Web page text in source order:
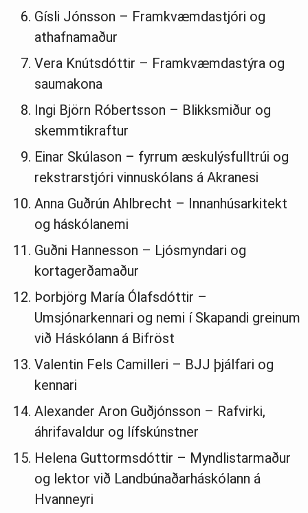
Gísli Jónsson – Framkvæmdastjóri og
athafnamaður
Vera Knútsdóttir – Framkvæmdastýra og
saumakona
Ingi Björn Róbertsson – Blikksmiður og
skemmtikraftur
Einar Skúlason – fyrrum æskulýsfulltrúi og
rekstrarstjóri vinnuskólans á Akranesi
Anna Guðrún Ahlbrecht – Innanhúsarkitekt
og háskólanemi
Guðni Hannesson – Ljósmyndari og
kortagerðamaður
Þorbjörg María Ólafsdóttir –
Umsjónarkennari og nemi í Skapandi greinum
við Háskólann á Bifröst
Valentin Fels Camilleri – BJJ þjálfari og
kennari
Alexander Aron Guðjónsson – Rafvirki,
áhrifavaldur og lífskúnstner
Helena Guttormsdóttir – Myndlistarmaður
og lektor við Landbúnaðarháskólann á
Hvanneyri